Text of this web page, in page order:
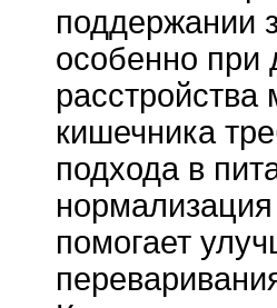
поддержании
особенно при
кишечника
подхода в
помогает